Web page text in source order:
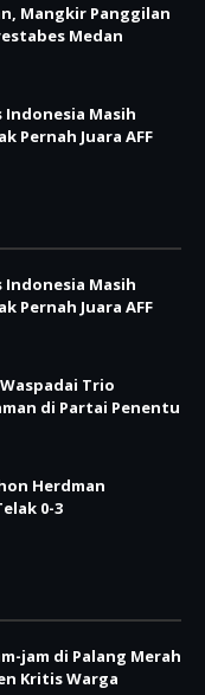
Mangkir Panggilan
Medan
Masih
Pernah Juara AFF
Masih
Pernah Juara AFF
Trio
di Partai Penentu
Herdman
0-3
jam di Palang Merah
Kritis Warga